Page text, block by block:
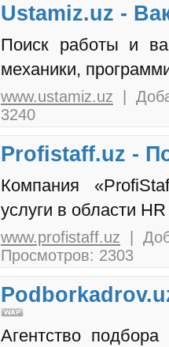
Ustamiz.uz -
Поиск работы и
механики,
www.ustamiz.uz |
3240
Profistaff.uz -
Компания
услуги в области
www.profistaff.uz |
Просмотров: 2303
Агентство